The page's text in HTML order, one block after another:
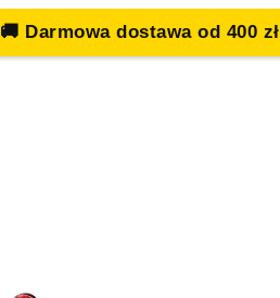
🚚 Darmowa dostawa od 400 zł